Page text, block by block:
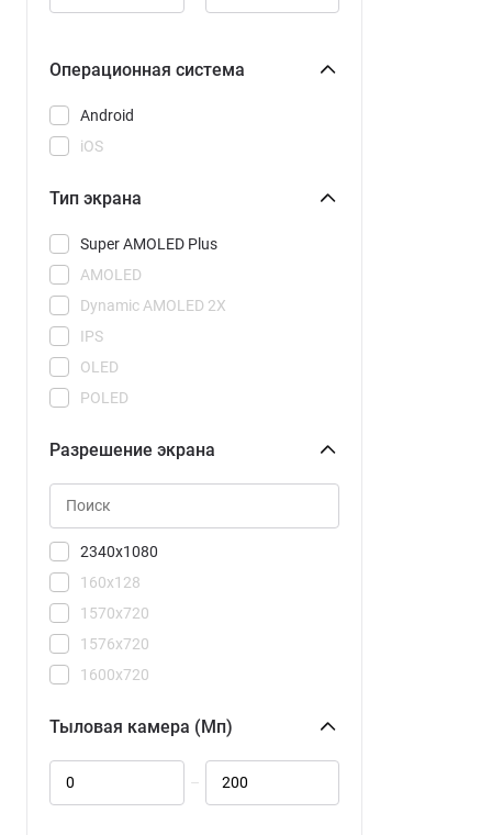
15
15C
15R
15T
15T Pro
17T Pro
105 DS TA-1416
A5
A7 Pro
C71
C81 Pro
Camon 40 Premier 5G
Galaxy S26 Plus
Galaxy Z Fold 7
Операционная система
Android
iOS
Тип экрана
AMOLED
Dynamic AMOLED 2X
IPS
OLED
POLED
Super AMOLED Plus
Super Retina XDR
TN
Разрешение экрана
160x128
1570x720
1576x720
1600x720
1608x720
1640x720
2340x1080
Тыловая камера (Мп)
–